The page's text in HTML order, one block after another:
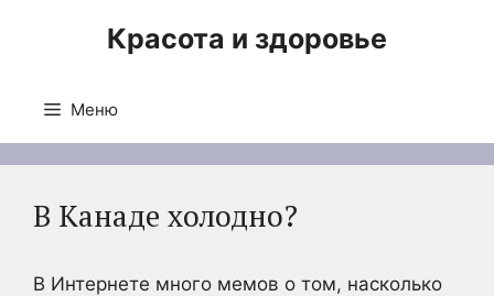
Красота и здоровье
Меню
В Канаде холодно?
В Интернете много мемов о том, насколько